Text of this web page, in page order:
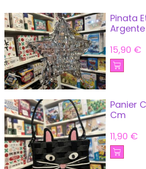
Pinata
Argente
15,90 €
Panier
Cm
11,90 €